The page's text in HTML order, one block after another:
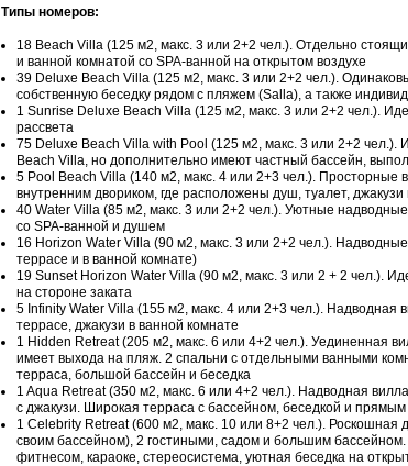
Типы номеров:
18 Beach Villa (125 м2, макс. 3 или 2+2 чел.). Отдельно
и ванной комнатой со SPA-ванной на открытом воздухе
39 Deluxe Beach Villa (125 м2, макс. 3 или 2+2 чел.).
собственную беседку рядом с пляжем (Salla), а также
1 Sunrise Deluxe Beach Villa (125 м2, макс. 3 или 2+2 чел.).
рассвета
75 Deluxe Beach Villa with Pool (125 м2, макс. 3 или 2+2
Beach Villa, но дополнительно имеют частный бассейн,
5 Pool Beach Villa (140 м2, макс. 4 или 2+3 чел.). Просторные
внутренним двориком, где расположены душ, туалет,
40 Water Villa (85 м2, макс. 3 или 2+2 чел.). Уютные
со SPA-ванной и душем
16 Horizon Water Villa (90 м2, макс. 3 или 2+2 чел.).
террасе и в ванной комнате)
19 Sunset Horizon Water Villa (90 м2, макс. 3 или 2 + 2 чел.).
на стороне заката
5 Infinity Water Villa (155 м2, макс. 4 или 2+3 чел.). Надводная
террасе, джакузи в ванной комнате
1 Hidden Retreat (205 м2, макс. 6 или 4+2 чел.). Уединенная
имеет выхода на пляж. 2 спальни с отдельными ванными
терраса, большой бассейн и беседка
1 Aqua Retreat (350 м2, макс. 6 или 4+2 чел.). Надводная
с джакузи. Широкая терраса с бассейном, беседкой и прямым
1 Celebrity Retreat (600 м2, макс. 10 или 8+2 чел.).
своим бассейном), 2 гостиными, садом и большим
фитнесом, караоке, стереосистема, уютная беседка на